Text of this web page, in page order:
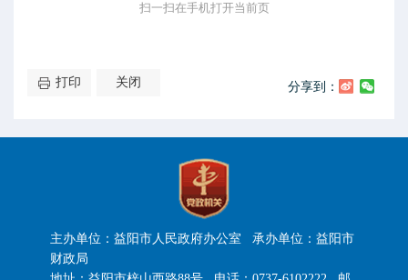
扫一扫在手机打开当前页
打印 关闭 分享到：
主办单位：益阳市人民政府办公室 承办单位：益阳市
财政局